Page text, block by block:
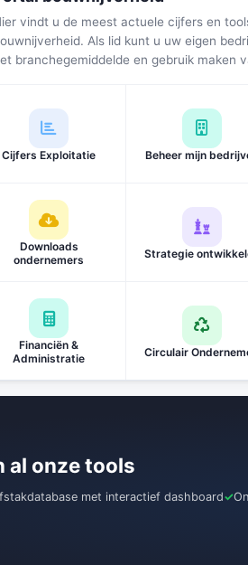
vindt u de meest actuele cijfers en
Als lid kunt u uw eigen
branchegemiddelde en gebruik maken
Cijfers Exploitatie Beheer mijn
Downloads
ondernemers
Strategie
Financiën &
Administratie
Circulair
al onze tools
met interactief dashboard